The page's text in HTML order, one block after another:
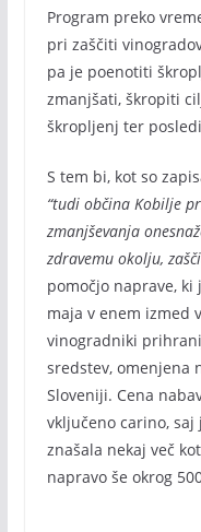
Program preko
pri zaščiti
pa je poenotiti
zmanjšati, škropiti
škropljenj ter
S tem bi, kot so
“tudi občina Kobilje
zmanjševanja
zdravemu okolju,
pomočjo naprave,
maja v enem izmed
vinogradniki
sredstev, omenjena
Sloveniji. Cena
vključeno carino,
znašala nekaj več
napravo še okrog